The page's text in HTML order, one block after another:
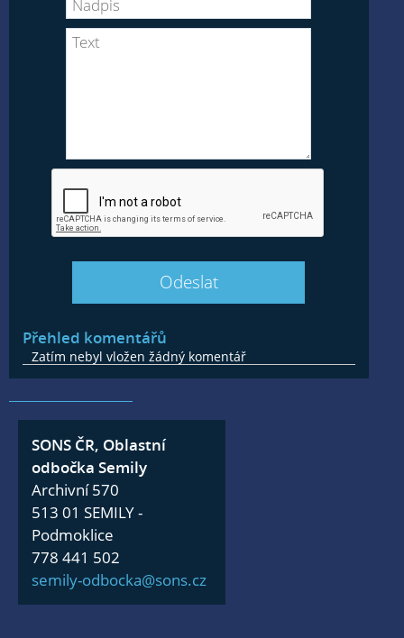
Přehled komentářů
Zatím nebyl vložen žádný komentář
SONS ČR, Oblastní
odbočka Semily
Archivní 570
513 01 SEMILY -
Podmoklice
778 441 502
semily-odbocka@sons.cz